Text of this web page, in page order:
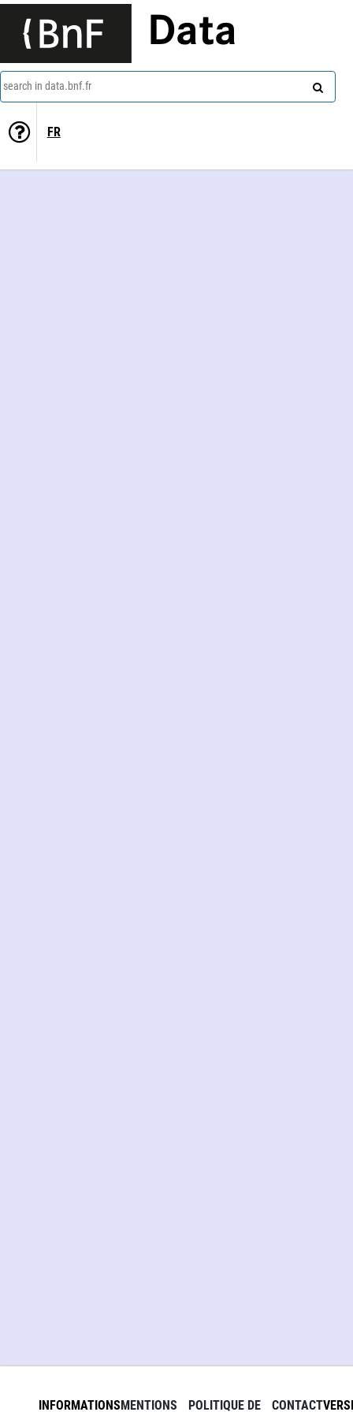
Data
search in data.bnf.fr
FR
INFORMATIONSMENTIONS POLITIQUE DE CONTACT